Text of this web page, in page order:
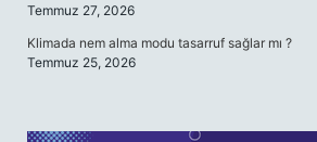
Temmuz 27, 2026
Klimada nem alma modu tasarruf sağlar mı ?
Temmuz 25, 2026